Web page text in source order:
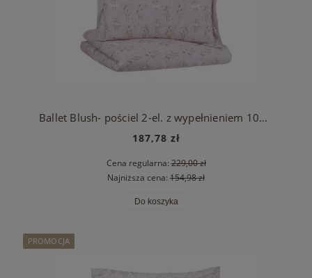
Ballet Blush- pościel 2-el. z wypełnieniem 100x135
187,78 zł
Cena regularna:229,00 zł
Najniższa cena: 154,98 zł
Do koszyka
PROMOCJA